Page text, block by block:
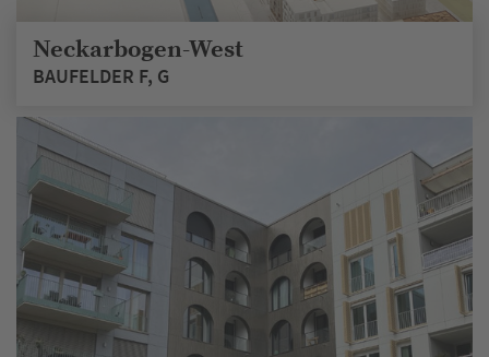
Neckarbogen-West
BAUFELDER F, G